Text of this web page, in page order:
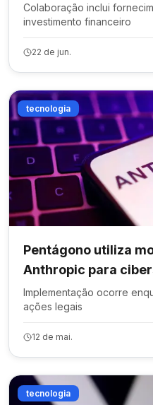
Colaboração inclui
investimento financeiro
22 de jun.
tecnologia
Pentágono utiliza
Anthropic para
Implementação ocorre
ações legais
12 de mai.
tecnologia